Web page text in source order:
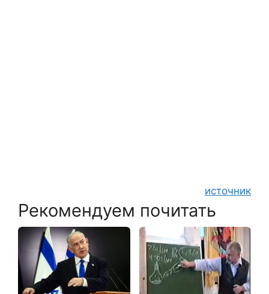
источник
Рекомендуем почитать